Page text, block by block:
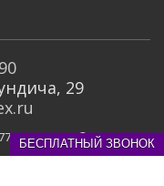
29
© 2019
БЕСПЛАТНЫЙ ЗВОНОК